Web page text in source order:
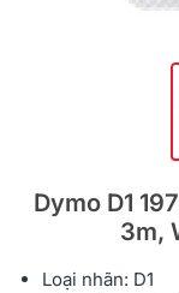
Dymo D1
3m,
Loại nhãn: D1